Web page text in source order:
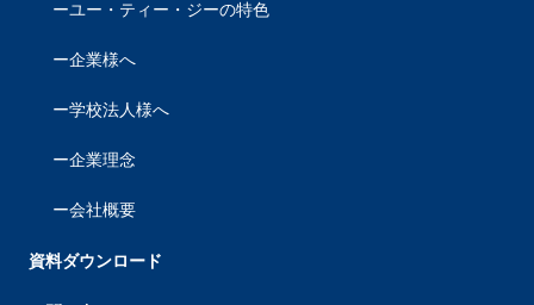
ユー・ティー・ジーの特色
企業様へ
学校法人様へ
企業理念
会社概要
資料ダウンロード